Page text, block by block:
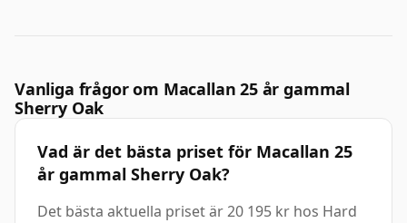
Vanliga frågor om Macallan 25 år gammal
Sherry Oak
Vad är det bästa priset för Macallan 25
år gammal Sherry Oak?
Det bästa aktuella priset är 20 195 kr hos Hard